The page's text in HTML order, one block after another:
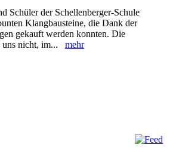
Schüler der Schellenberger-Schule
Klangbausteine, die Dank der
gekauft werden konnten. Die
uns nicht, im... mehr